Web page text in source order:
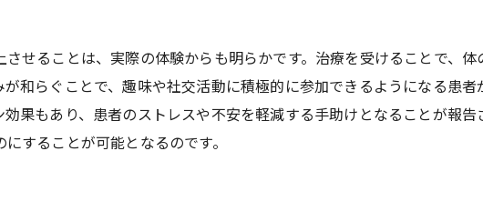
せることは、実際の体験からも明らかです。治療を受けることで、
和らぐことで、趣味や社交活動に積極的に参加できるようになる患
果もあり、患者のストレスや不安を軽減する手助けとなることが報
することが可能となるのです。